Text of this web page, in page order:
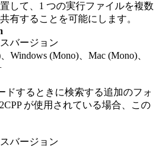
して、1 つの実行ファイルを複数
有することを可能にします。
バージョン
Windows (Mono)、Mac (Mono)、
ドするときに検索する追加のフォ
が使用されている場合、この
バージョン